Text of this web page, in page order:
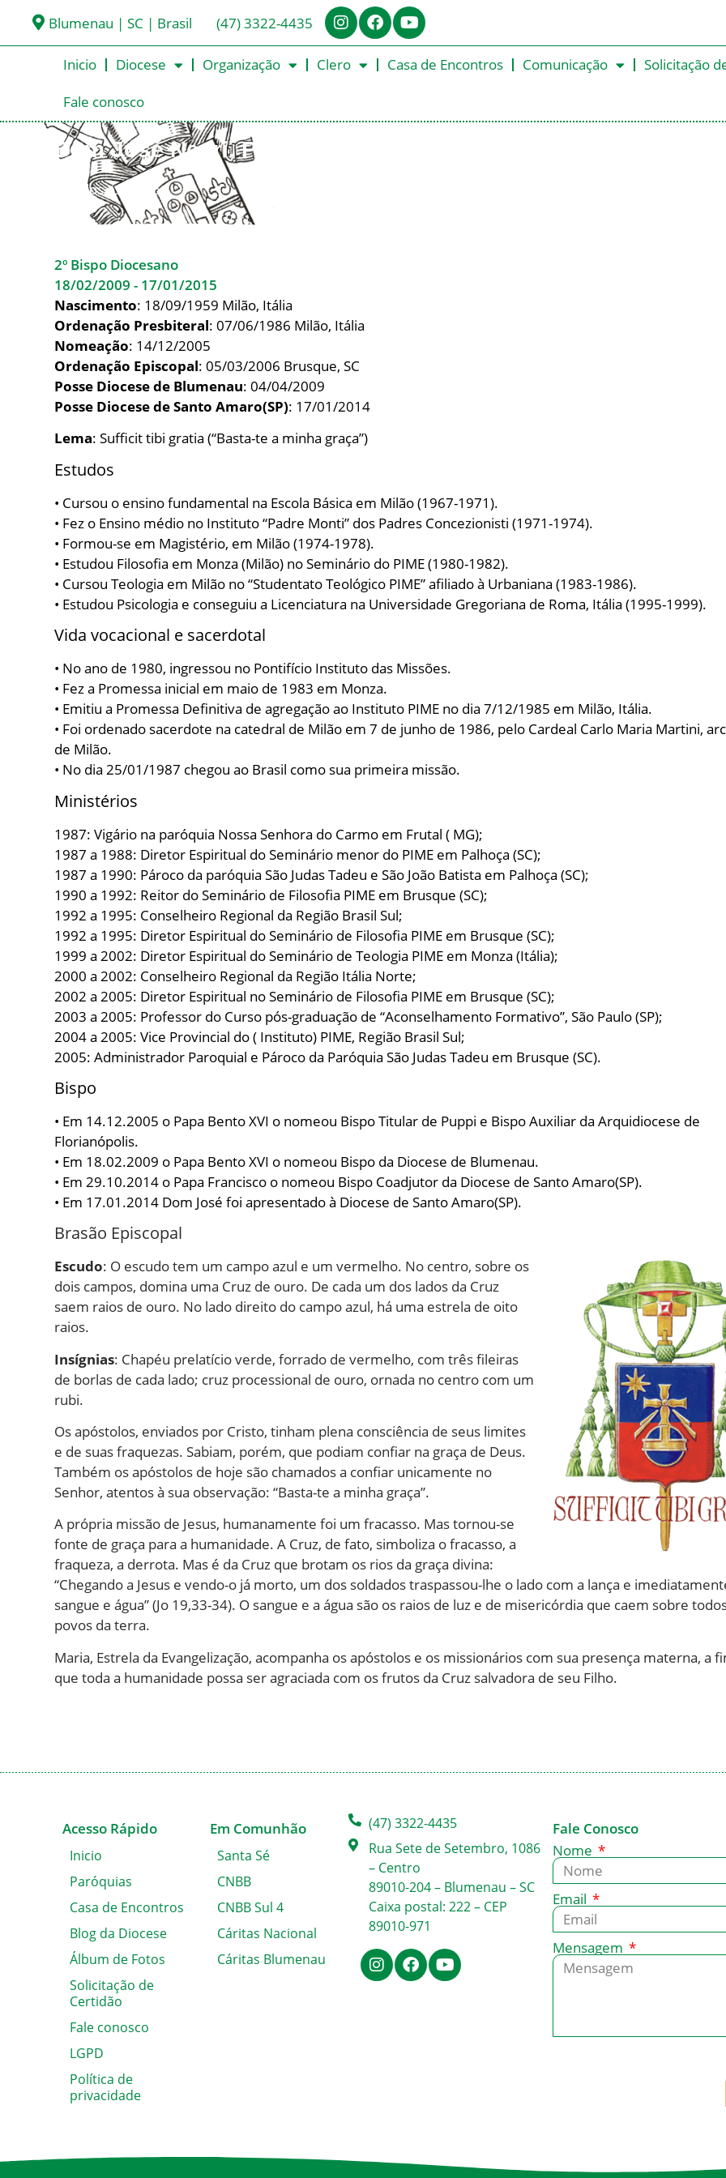
Blumenau | SC | Brasil (47) 3322-4435
Inicio Diocese Organização Clero Casa de Encontros Comunicação
Solicitação
Fale conosco
Dom José Negri, PIME
< Todos os Bispos
2º Bispo Diocesano
18/02/2009 - 17/01/2015
Nascimento: 18/09/1959 Milão, Itália
Ordenação Presbiteral: 07/06/1986 Milão, Itália
Nomeação: 14/12/2005
Ordenação Episcopal: 05/03/2006 Brusque, SC
Posse Diocese de Blumenau: 04/04/2009
Posse Diocese de Santo Amaro(SP): 17/01/2014
Lema: Sufficit tibi gratia (“Basta-te a minha graça”)
Estudos
• Cursou o ensino fundamental na Escola Básica em Milão (1967-1971).
• Fez o Ensino médio no Instituto “Padre Monti” dos Padres Concezionisti (1971-1974).
• Formou-se em Magistério, em Milão (1974-1978).
• Estudou Filosofia em Monza (Milão) no Seminário do PIME (1980-1982).
• Cursou Teologia em Milão no “Studentato Teológico PIME” afiliado à Urbaniana (1983-1986).
• Estudou Psicologia e conseguiu a Licenciatura na Universidade Gregoriana de Roma, Itália (1995-1999).
Vida vocacional e sacerdotal
• No ano de 1980, ingressou no Pontifício Instituto das Missões.
• Fez a Promessa inicial em maio de 1983 em Monza.
• Emitiu a Promessa Definitiva de agregação ao Instituto PIME no dia 7/12/1985 em Milão, Itália.
• Foi ordenado sacerdote na catedral de Milão em 7 de junho de 1986, pelo Cardeal Carlo Maria Martini,
de Milão.
• No dia 25/01/1987 chegou ao Brasil como sua primeira missão.
Ministérios
1987: Vigário na paróquia Nossa Senhora do Carmo em Frutal ( MG);
1987 a 1988: Diretor Espiritual do Seminário menor do PIME em Palhoça (SC);
1987 a 1990: Pároco da paróquia São Judas Tadeu e São João Batista em Palhoça (SC);
1990 a 1992: Reitor do Seminário de Filosofia PIME em Brusque (SC);
1992 a 1995: Conselheiro Regional da Região Brasil Sul;
1992 a 1995: Diretor Espiritual do Seminário de Filosofia PIME em Brusque (SC);
1999 a 2002: Diretor Espiritual do Seminário de Teologia PIME em Monza (Itália);
2000 a 2002: Conselheiro Regional da Região Itália Norte;
2002 a 2005: Diretor Espiritual no Seminário de Filosofia PIME em Brusque (SC);
2003 a 2005: Professor do Curso pós-graduação de “Aconselhamento Formativo”, São Paulo (SP);
2004 a 2005: Vice Provincial do ( Instituto) PIME, Região Brasil Sul;
2005: Administrador Paroquial e Pároco da Paróquia São Judas Tadeu em Brusque (SC).
Bispo
• Em 14.12.2005 o Papa Bento XVI o nomeou Bispo Titular de Puppi e Bispo Auxiliar da Arquidiocese de
Florianópolis.
• Em 18.02.2009 o Papa Bento XVI o nomeou Bispo da Diocese de Blumenau.
• Em 29.10.2014 o Papa Francisco o nomeou Bispo Coadjutor da Diocese de Santo Amaro(SP).
• Em 17.01.2014 Dom José foi apresentado à Diocese de Santo Amaro(SP).
Brasão Episcopal
Escudo: O escudo tem um campo azul e um vermelho. No centro, sobre os
dois campos, domina uma Cruz de ouro. De cada um dos lados da Cruz
saem raios de ouro. No lado direito do campo azul, há uma estrela de oito
raios.
Insígnias: Chapéu prelatício verde, forrado de vermelho, com três fileiras
de borlas de cada lado; cruz processional de ouro, ornada no centro com um
rubi.
Os apóstolos, enviados por Cristo, tinham plena consciência de seus limites
e de suas fraquezas. Sabiam, porém, que podiam confiar na graça de Deus.
Também os apóstolos de hoje são chamados a confiar unicamente no
Senhor, atentos à sua observação: “Basta-te a minha graça”.
A própria missão de Jesus, humanamente foi um fracasso. Mas tornou-se
fonte de graça para a humanidade. A Cruz, de fato, simboliza o fracasso, a
fraqueza, a derrota. Mas é da Cruz que brotam os rios da graça divina:
“Chegando a Jesus e vendo-o já morto, um dos soldados traspassou-lhe o lado com a lança e
sangue e água” (Jo 19,33-34). O sangue e a água são os raios de luz e de misericórdia que caem sobre
povos da terra.
Maria, Estrela da Evangelização, acompanha os apóstolos e os missionários com sua presença materna, a
que toda a humanidade possa ser agraciada com os frutos da Cruz salvadora de seu Filho.
Acesso Rápido
Inicio
Paróquias
Casa de Encontros
Blog da Diocese
Álbum de Fotos
Solicitação de
Certidão
Fale conosco
LGPD
Política de
privacidade
Em Comunhão
Santa Sé
CNBB
CNBB Sul 4
Cáritas Nacional
Cáritas Blumenau
(47) 3322-4435
Rua Sete de Setembro, 1086
– Centro
89010-204 – Blumenau – SC
Caixa postal: 222 – CEP
89010-971
Fale Conosco
Nome
Email
Mensagem